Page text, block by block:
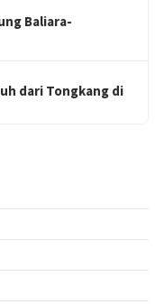
Baliara-
dari Tongkang di